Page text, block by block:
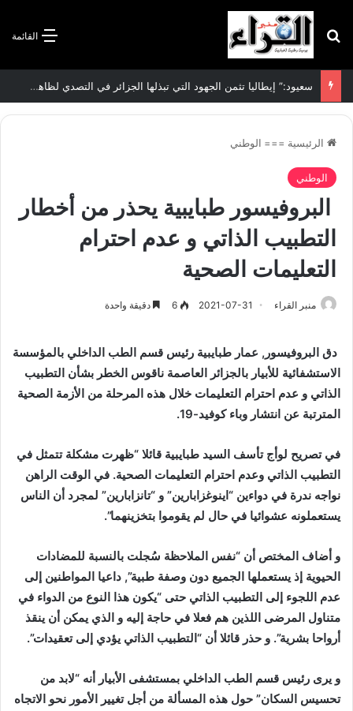
القائمة بحث عن
سعيود:” إيطاليا تثمن الجهود التي تبذلها الجزائر في التصدي لظاهرة الهجرة غير الشرعية”
الرئيسية === الوطني
الوطني
البروفيسور طبايبية يحذر من أخطار
التطبيب الذاتي و عدم احترام
التعليمات الصحية
منبر القراء 2021-07-31
6 دقيقة واحدة
دق البروفيسور, عمار طبايبية رئيس قسم الطب الداخلي بالمؤسسة
الاستشفائية للأبيار بالجزائر العاصمة ناقوس الخطر بشأن التطبيب
الذاتي و عدم احترام التعليمات خلال هذه المرحلة من الأزمة الصحية
المترتبة عن انتشار وباء كوفيد-19.
في تصريح لوأج تأسف السيد طبايبية قائلا “ظهرت مشكلة تتمثل في
التطبيب الذاتي وعدم احترام التعليمات الصحية. في الوقت الراهن
نواجه ندرة في دواءين “اينوغزابارين” و “تانزابارين” لمجرد أن الناس
يستعملونه عشوائيا في حال لم يقوموا بتخزينهما”.
و أضاف المختص أن “نفس الملاحظة سُجلت بالنسبة للمضادات
الحيوية إذ يستعملها الجميع دون وصفة طبية”, داعيا المواطنين إلى
عدم اللجوء إلى التطبيب الذاتي حتى “يكون هذا النوع من الدواء في
متناول المرضى اللذين هم فعلا في حاجة إليه و الذي يمكن أن ينقذ
أرواحا بشرية”. و حذر قائلا أن “التطبيب الذاتي يؤدي إلى تعقيدات”.
و يرى رئيس قسم الطب الداخلي بمستشفى الأبيار أنه “لابد من
تحسيس السكان” حول هذه المسألة من أجل تغيير الأمور نحو الاتجاه